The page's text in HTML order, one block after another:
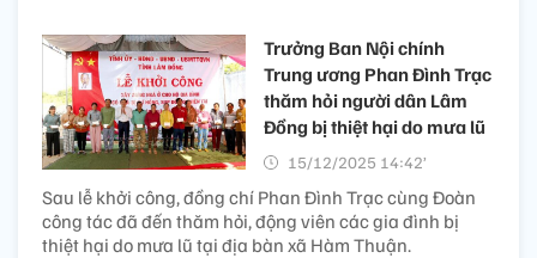
Trưởng Ban Nội chính
Trung ương Phan Đình Trạc
thăm hỏi người dân Lâm
Đồng bị thiệt hại do mưa lũ
15/12/2025 14:42’
Sau lễ khởi công, đồng chí Phan Đình Trạc cùng Đoàn
công tác đã đến thăm hỏi, động viên các gia đình bị
thiệt hại do mưa lũ tại địa bàn xã Hàm Thuận.